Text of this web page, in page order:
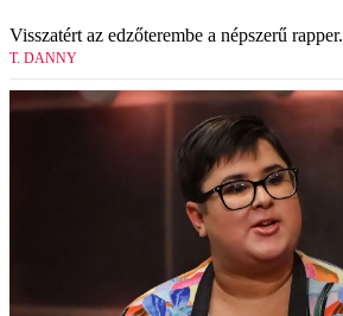
Visszatért az edzőterembe a népszerű rapper.
T. DANNY